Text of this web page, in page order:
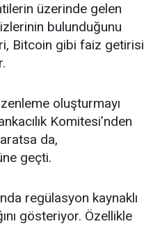
üzerinde gelen
bulunduğunu
Bitcoin gibi faiz getirisi
oluşturmayı
Komitesi’nden
da,
geçti.
regülasyon kaynaklı
gösteriyor. Özellikle